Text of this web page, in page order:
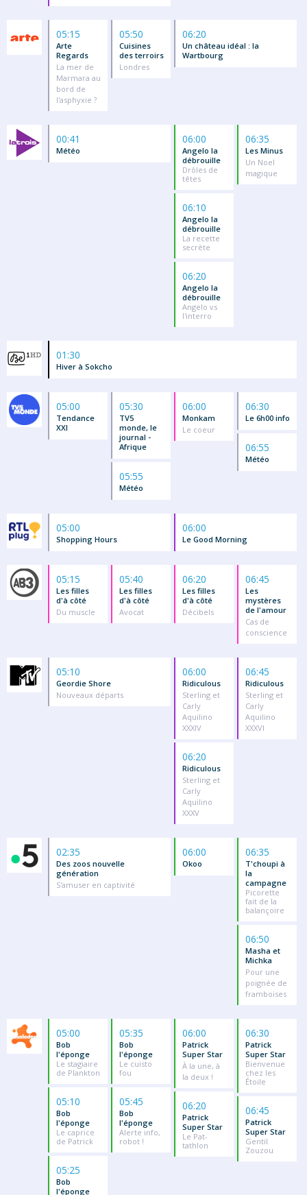
05:15
Arte
Regards
La mer de
Marmara au
bord de
l'asphyxie ?
05:50
Cuisines
des terroirs
Londres
06:20
Un château idéal : la
Wartbourg
00:41
Météo
06:00
Angelo la
débrouille
Drôles de
têtes
06:10
Angelo la
débrouille
La recette
secrète
06:20
Angelo la
débrouille
Angelo vs
l'interro
06:35
Les Minus
Un Noel
magique
01:30
Hiver à Sokcho
05:00
Tendance
XXI
05:30
TV5
monde, le
journal -
Afrique
05:55
Météo
06:00
Monkam
Le coeur
06:30
Le 6h00 info
06:55
Météo
05:00
Shopping Hours
06:00
Le Good Morning
05:15
Les filles
d'à côté
Du muscle
05:40
Les filles
d'à côté
Avocat
06:20
Les filles
d'à côté
Décibels
06:45
Les
mystères
de l'amour
Cas de
conscience
05:10
Geordie Shore
Nouveaux départs
06:00
Ridiculous
Sterling et
Carly
Aquilino
XXXIV
06:20
Ridiculous
Sterling et
Carly
Aquilino
XXXV
06:45
Ridiculous
Sterling et
Carly
Aquilino
XXXVI
02:35
Des zoos nouvelle
génération
S'amuser en captivité
06:00
Okoo
06:35
T'choupi à
la
campagne
Picorette
fait de la
balançoire
06:50
Masha et
Michka
Pour une
poignée de
framboises
05:00
Bob
l'éponge
Le stagiaire
de Plankton
05:10
Bob
l'éponge
Le caprice
de Patrick
05:25
Bob
l'éponge
05:35
Bob
l'éponge
Le cuisto
fou
05:45
Bob
l'éponge
Alerte info,
robot !
06:00
Patrick
Super Star
À la une, à
la deux !
06:20
Patrick
Super Star
Le Pat-
tathlon
06:30
Patrick
Super Star
Bienvenue
chez les
Étoile
06:45
Patrick
Super Star
Gentil
Zouzou